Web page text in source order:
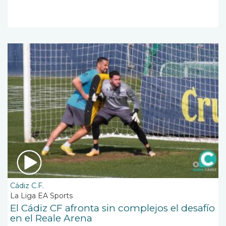
Cádiz C.F.
La Liga EA Sports
El Cádiz CF afronta sin complejos el desafío
en el Reale Arena